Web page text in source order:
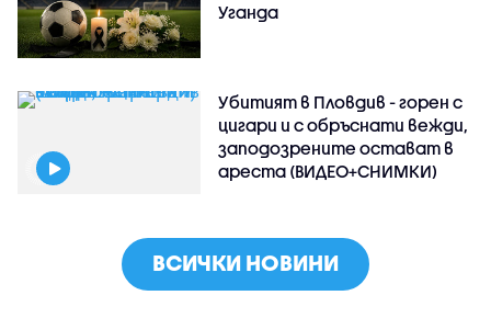
Уганда
Убитият в Пловдив - горен с
цигари и с обръснати вежди,
заподозрените остават в
ареста (ВИДЕО+СНИМКИ)
ВСИЧКИ НОВИНИ